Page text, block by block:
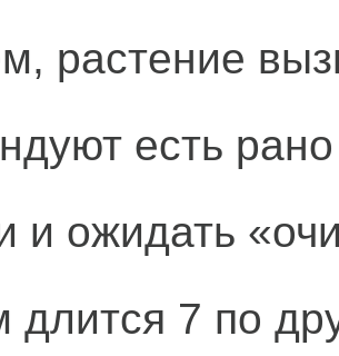
растение
есть
и ожидать
длится 7 по